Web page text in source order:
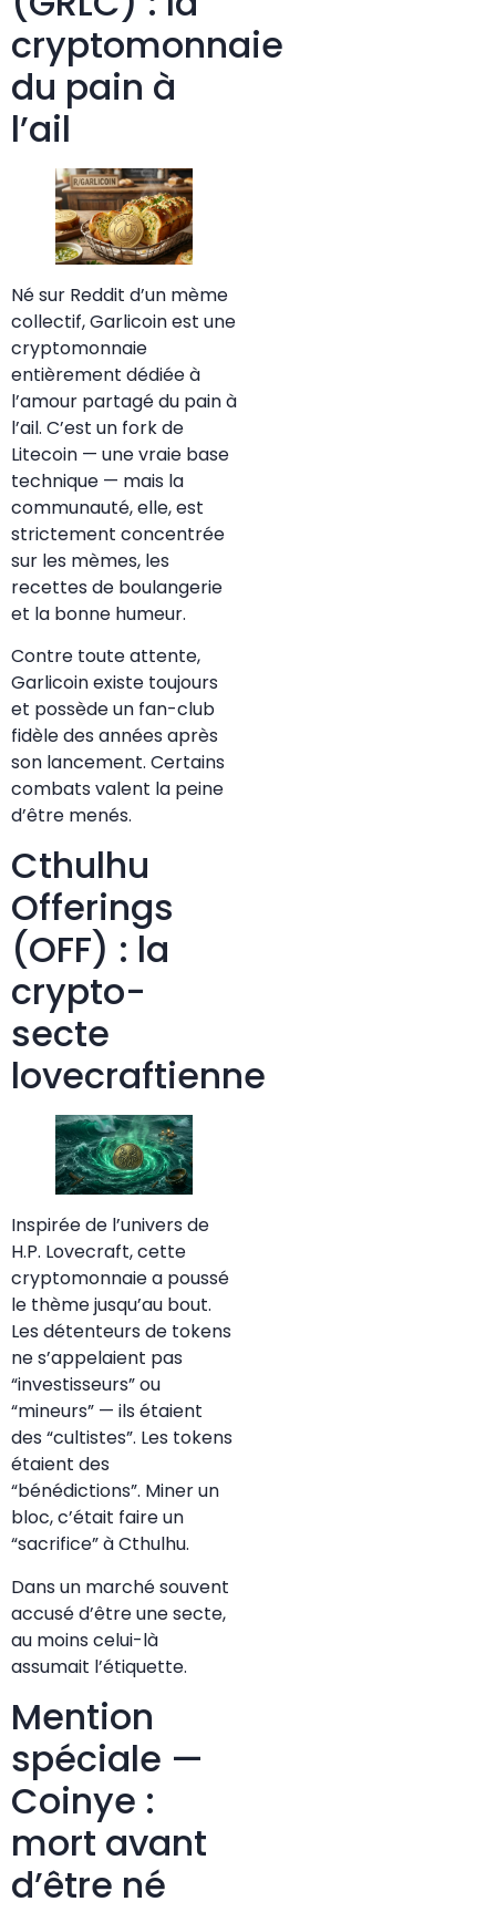
cryptomonnaie
du pain à
l’ail
Né sur Reddit d’un mème
collectif, Garlicoin est une
cryptomonnaie
entièrement dédiée à
l’amour partagé du pain à
l’ail. C’est un fork de
Litecoin — une vraie base
technique — mais la
communauté, elle, est
strictement concentrée
sur les mèmes, les
recettes de boulangerie
et la bonne humeur.
Contre toute attente,
Garlicoin existe toujours
et possède un fan-club
fidèle des années après
son lancement. Certains
combats valent la peine
d’être menés.
Cthulhu
Offerings
(OFF) : la
crypto-
secte
lovecraftienne
Inspirée de l’univers de
H.P. Lovecraft, cette
cryptomonnaie a poussé
le thème jusqu’au bout.
Les détenteurs de tokens
ne s’appelaient pas
“investisseurs” ou
“mineurs” — ils étaient
des “cultistes”. Les tokens
étaient des
“bénédictions”. Miner un
bloc, c’était faire un
“sacrifice” à Cthulhu.
Dans un marché souvent
accusé d’être une secte,
au moins celui-là
assumait l’étiquette.
Mention
spéciale —
Coinye :
mort avant
d’être né